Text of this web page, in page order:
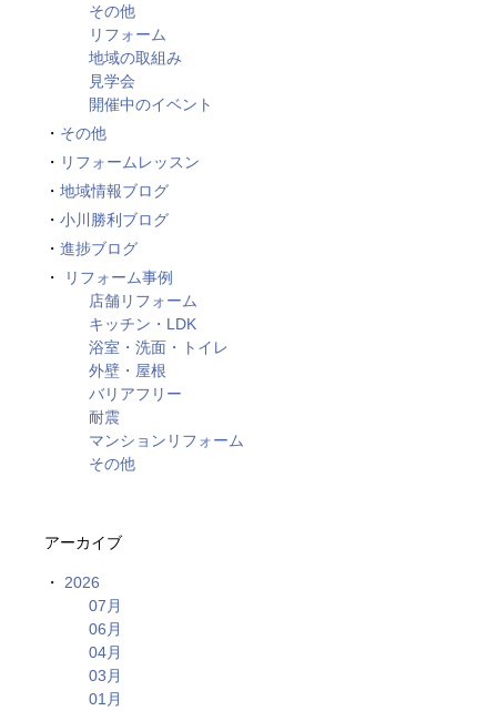
その他
リフォーム
地域の取組み
見学会
開催中のイベント
その他
リフォームレッスン
地域情報ブログ
小川勝利ブログ
進捗ブログ
リフォーム事例
店舗リフォーム
キッチン・LDK
浴室・洗面・トイレ
外壁・屋根
バリアフリー
耐震
マンションリフォーム
その他
アーカイブ
2026
07月
06月
04月
03月
01月